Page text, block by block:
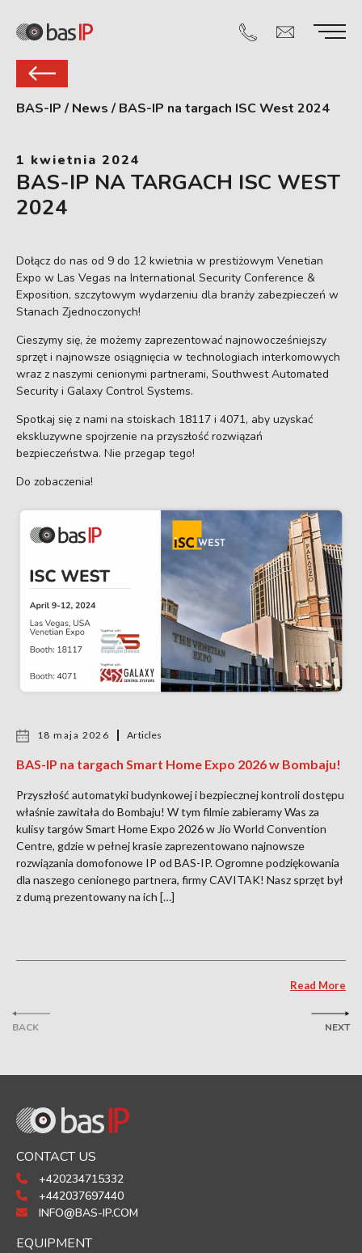
BAS-IP / News / BAS-IP na targach ISC West 2024
1 kwietnia 2024
BAS-IP NA TARGACH ISC WEST
2024
Dołącz do nas od 9 do 12 kwietnia w prestiżowym Venetian
Expo w Las Vegas na International Security Conference &
Exposition, szczytowym wydarzeniu dla branży zabezpieczeń w
Stanach Zjednoczonych!
Cieszymy się, że możemy zaprezentować najnowocześniejszy
sprzęt i najnowsze osiągnięcia w technologiach interkomowych
wraz z naszymi cenionymi partnerami, Southwest Automated
Security i Galaxy Control Systems.
Spotkaj się z nami na stoiskach 18117 i 4071, aby uzyskać
ekskluzywne spojrzenie na przyszłość rozwiązań
bezpieczeństwa. Nie przegap tego!
Do zobaczenia!
BACK
18 maja 2026 Articles
BAS-IP na targach Smart Home Expo 2026 w Bombaju!
Przyszłość automatyki budynkowej i bezpiecznej kontroli dostępu
właśnie zawitała do Bombaju! W tym filmie zabieramy Was za
kulisy targów Smart Home Expo 2026 w Jio World Convention
Centre, gdzie w pełnej krasie zaprezentowano najnowsze
rozwiązania domofonowe IP od BAS-IP. Ogromne podziękowania
dla naszego cenionego partnera, firmy CAVITAK! Nasz sprzęt był
z dumą prezentowany na ich […]
Read More
NEXT
CONTACT US
+420234715332
+442037697440
INFO@BAS-IP.COM
EQUIPMENT